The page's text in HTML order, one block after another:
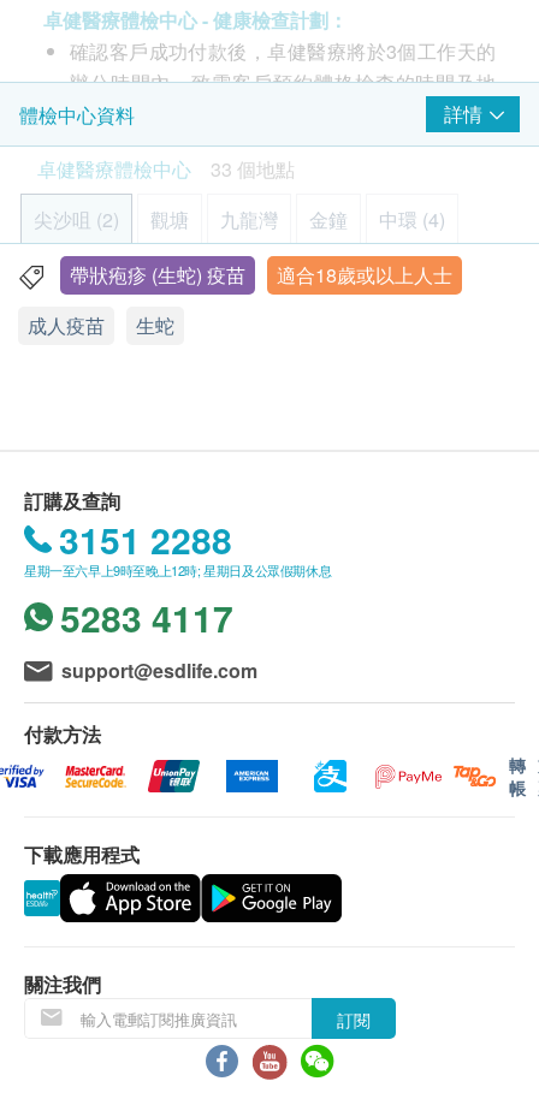
能重新啟動，從而提高帶狀皰疹的發病風險。
Shingrix擁有超過90%預防功效的帶狀皰疹疫苗，
能預防「生蛇」及「生蛇」引起的後遺神經痛，並
降低其他併發症的風險增加。
接種方式：
肌肉注射
須合共接種2針，才能全面發揮效用
第二針：須於注射第一針後相隔二至六個月接種。
備註：
*此疫苗計劃必須經醫生評估是否適合進行疫苗注射。
若經醫生評估後，客戶並不適合進行疫苗注射，將需
支付醫生診症費用HKD300，餘下差額將會退回。如
客戶已注射第一針疫苗，將不設更改已訂購的計劃，
轉讓給第三者及／或退款。如有爭議，健康網購
health.ESDlife 及 卓健醫療體檢中心 保留最後決定
權。
卓健醫療體檢中心 - 健康檢查計劃：
確認客戶成功付款後，卓健醫療將於3個工作天的
辦公時間內，致電客戶預約體格檢查的時間及地
點，客戶亦可以致電 8100 8138 或 Whatsapp
8301 8301預約。
客戶必須於預約當天出示身份證及訂購確認信或電
郵以確認身份。
體格檢查計劃只適用於18歲或以上人士。
體格檢查計劃不適用於星期日及公眾假期。
眼科檢查計劃不適用於星期六，星期日及公眾假
期。
天跟進檢查報告，工作天不包括星期六、日及公眾
假期。 輪侯報告講解時間會因應不同情況 (如個別
化驗項目所需時間或客人指明特定時段)而有所延
長。
訂購一經確認，不設更改已訂購的計劃，轉讓給第
如有爭議，健康網購health.ESDlife保留最後決定
權。
所有體格檢查並非作為醫務診斷或治療用途。
卓健醫療體檢中心 - 預防疫苗（流感疫苗 除外）：
3個工作天的辦公時間內，致電客戶預約疫苗注射
的時間及地點，客戶亦可以致電 8100 8138 或
Whatsapp8301 8301預約。
郵以確認身份。
預防疫苗產品有效期為6個月，客戶必須於6個月內
（由確認付款日期起計）接受有關注射，逾期作
體檢中心資料
詳情
卓健醫療體檢中心
33 個地點
尖沙咀 (2)
觀塘 九龍灣 金鐘 中環 (4)
鰂魚涌 (2) 沙田 (4) 屯門 (2) 元朗 (2) 青衣
將軍澳 北角
顯示地圖
星期一至五︰8:30a.m. – 1:00p.m.; 2:00p.m. – 5:30p.m.
星期六︰8:30a.m. – 1:00p.m.
星期日及公眾假期︰休息
港鐵九龍站機場快綫抵站大堂L2,KOW83商鋪
顯示地圖
星期一至五︰9:00a.m. – 1:30p.m.; 2:30p.m. – 6:30p.m.
星期六︰9:00a.m. – 1:00p.m.
帶狀疱疹 (生蛇) 疫苗
適合18歲或以上人士
成人疫苗
生蛇
訂購及查詢
3151 2288
星期一至六早上9時至晚上12時; 星期日及公眾假期休息
5283 4117
support@esdlife.com
付款方法
轉
帳
下載應用程式
關注我們
訂閱